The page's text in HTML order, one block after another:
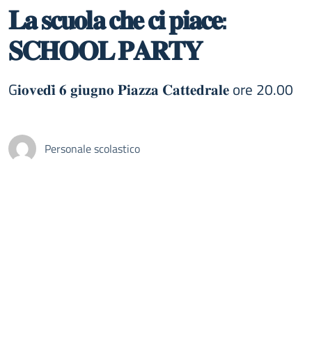
𝐋𝐚 𝐬𝐜𝐮𝐨𝐥𝐚 𝐜𝐡𝐞 𝐜𝐢 𝐩𝐢𝐚𝐜𝐞:
𝐒𝐂𝐇𝐎𝐎𝐋 𝐏𝐀𝐑𝐓𝐘
G𝐢𝐨𝐯𝐞𝐝𝐢̀ 𝟔 𝐠𝐢𝐮𝐠𝐧𝐨 𝐏𝐢𝐚𝐳𝐳𝐚 𝐂𝐚𝐭𝐭𝐞𝐝𝐫𝐚𝐥𝐞 ore 20.00
Personale scolastico